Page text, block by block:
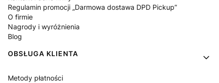
Regulamin promocji „Darmowa dostawa DPD Pickup”
O firmie
Nagrody i wyróżnienia
Blog
OBSŁUGA KLIENTA
Metody płatności